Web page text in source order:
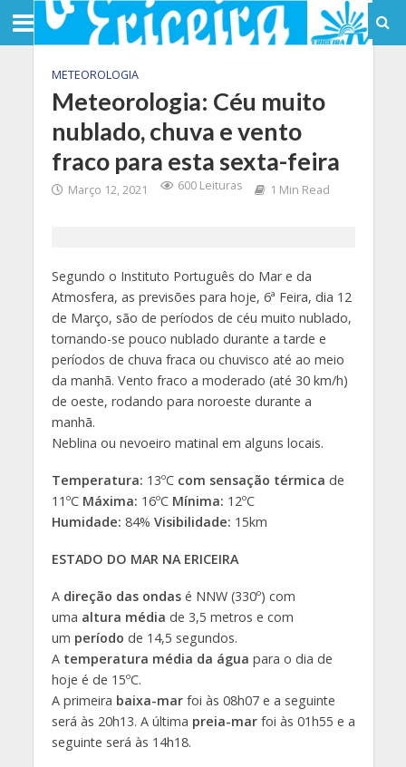
METEOROLOGIA
Meteorologia: Céu muito
nublado, chuva e vento
fraco para esta sexta-feira
Março 12, 2021 600 Leituras 1 Min Read
Segundo o Instituto Português do Mar e da
Atmosfera, as previsões para hoje, 6ª Feira, dia 12
de Março, são de períodos de céu muito nublado,
tornando-se pouco nublado durante a tarde e
períodos de chuva fraca ou chuvisco até ao meio
da manhã. Vento fraco a moderado (até 30 km/h)
de oeste, rodando para noroeste durante a
manhã.
Neblina ou nevoeiro matinal em alguns locais.
Temperatura: 13ºC com sensação térmica de
11ºC Máxima: 16ºC Mínima: 12ºC
Humidade: 84% Visibilidade: 15km
ESTADO DO MAR NA ERICEIRA
A direção das ondasé NNW (330º) com
uma altura média de 3,5 metros e com
um período de 14,5 segundos.
A temperatura média da água para o dia de
hoje é de 15ºC.
A primeira baixa-marfoi às 08h07 e a seguinte
será às 20h13. A última preia-marfoi às 01h55 e a
seguinte será às 14h18.